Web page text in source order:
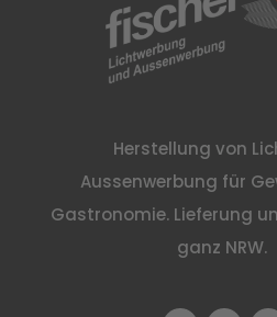
Herstellung von
Aussenwerbung für
Gastronomie. Lieferung
ganz NRW.